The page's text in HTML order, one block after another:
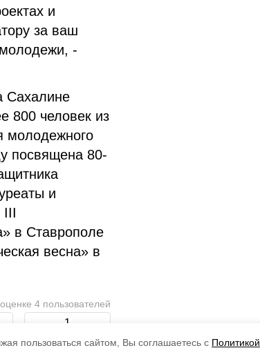
пользоваться сайтом, Вы соглашаетесь с Политикой
и
за ваш
-
Сахалине
800 человек из
молодежного
посвящена 80-
и
III
в Ставрополе
весна» в
4 пользователей
1